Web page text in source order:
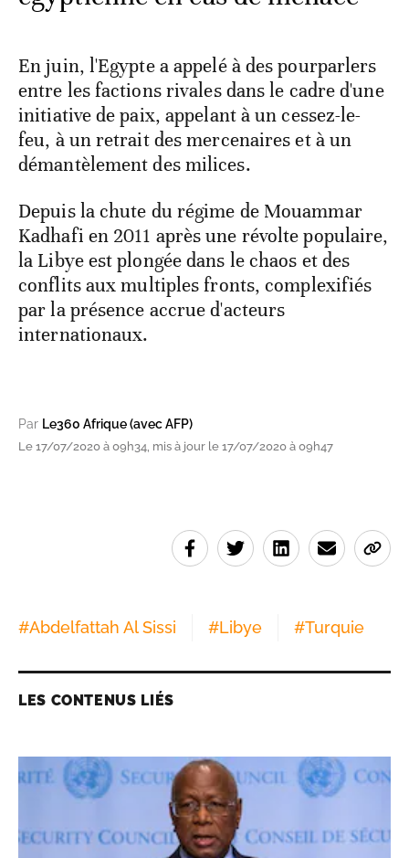
En juin, l'Egypte a appelé à des pourparlers
entre les factions rivales dans le cadre d'une
initiative de paix, appelant à un cessez-le-
feu, à un retrait des mercenaires et à un
démantèlement des milices.
Depuis la chute du régime de Mouammar
Kadhafi en 2011 après une révolte populaire,
la Libye est plongée dans le chaos et des
conflits aux multiples fronts, complexifiés
par la présence accrue d'acteurs
internationaux.
Par Le360 Afrique (avec AFP)
Le 17/07/2020 à 09h34, mis à jour le 17/07/2020 à 09h47
#Abdelfattah Al Sissi #Libye #Turquie
LES CONTENUS LIÉS